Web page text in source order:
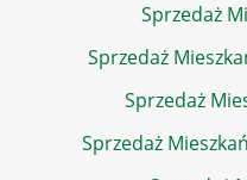
Sprzedaż
Sprzedaż
Sprzedaż
Sprzedaż